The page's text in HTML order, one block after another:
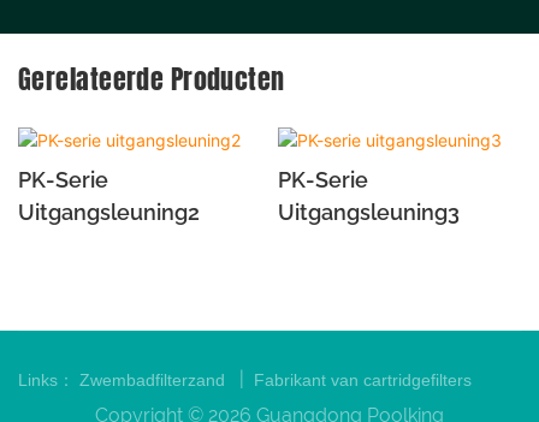
Gerelateerde Producten
PK-Serie
Uitgangsleuning2
PK-Serie
Uitgangsleuning3
Links： Zwembadfilterzand Fabrikant van cartridgefilters
Copyright © 2026 Guangdong Poolking